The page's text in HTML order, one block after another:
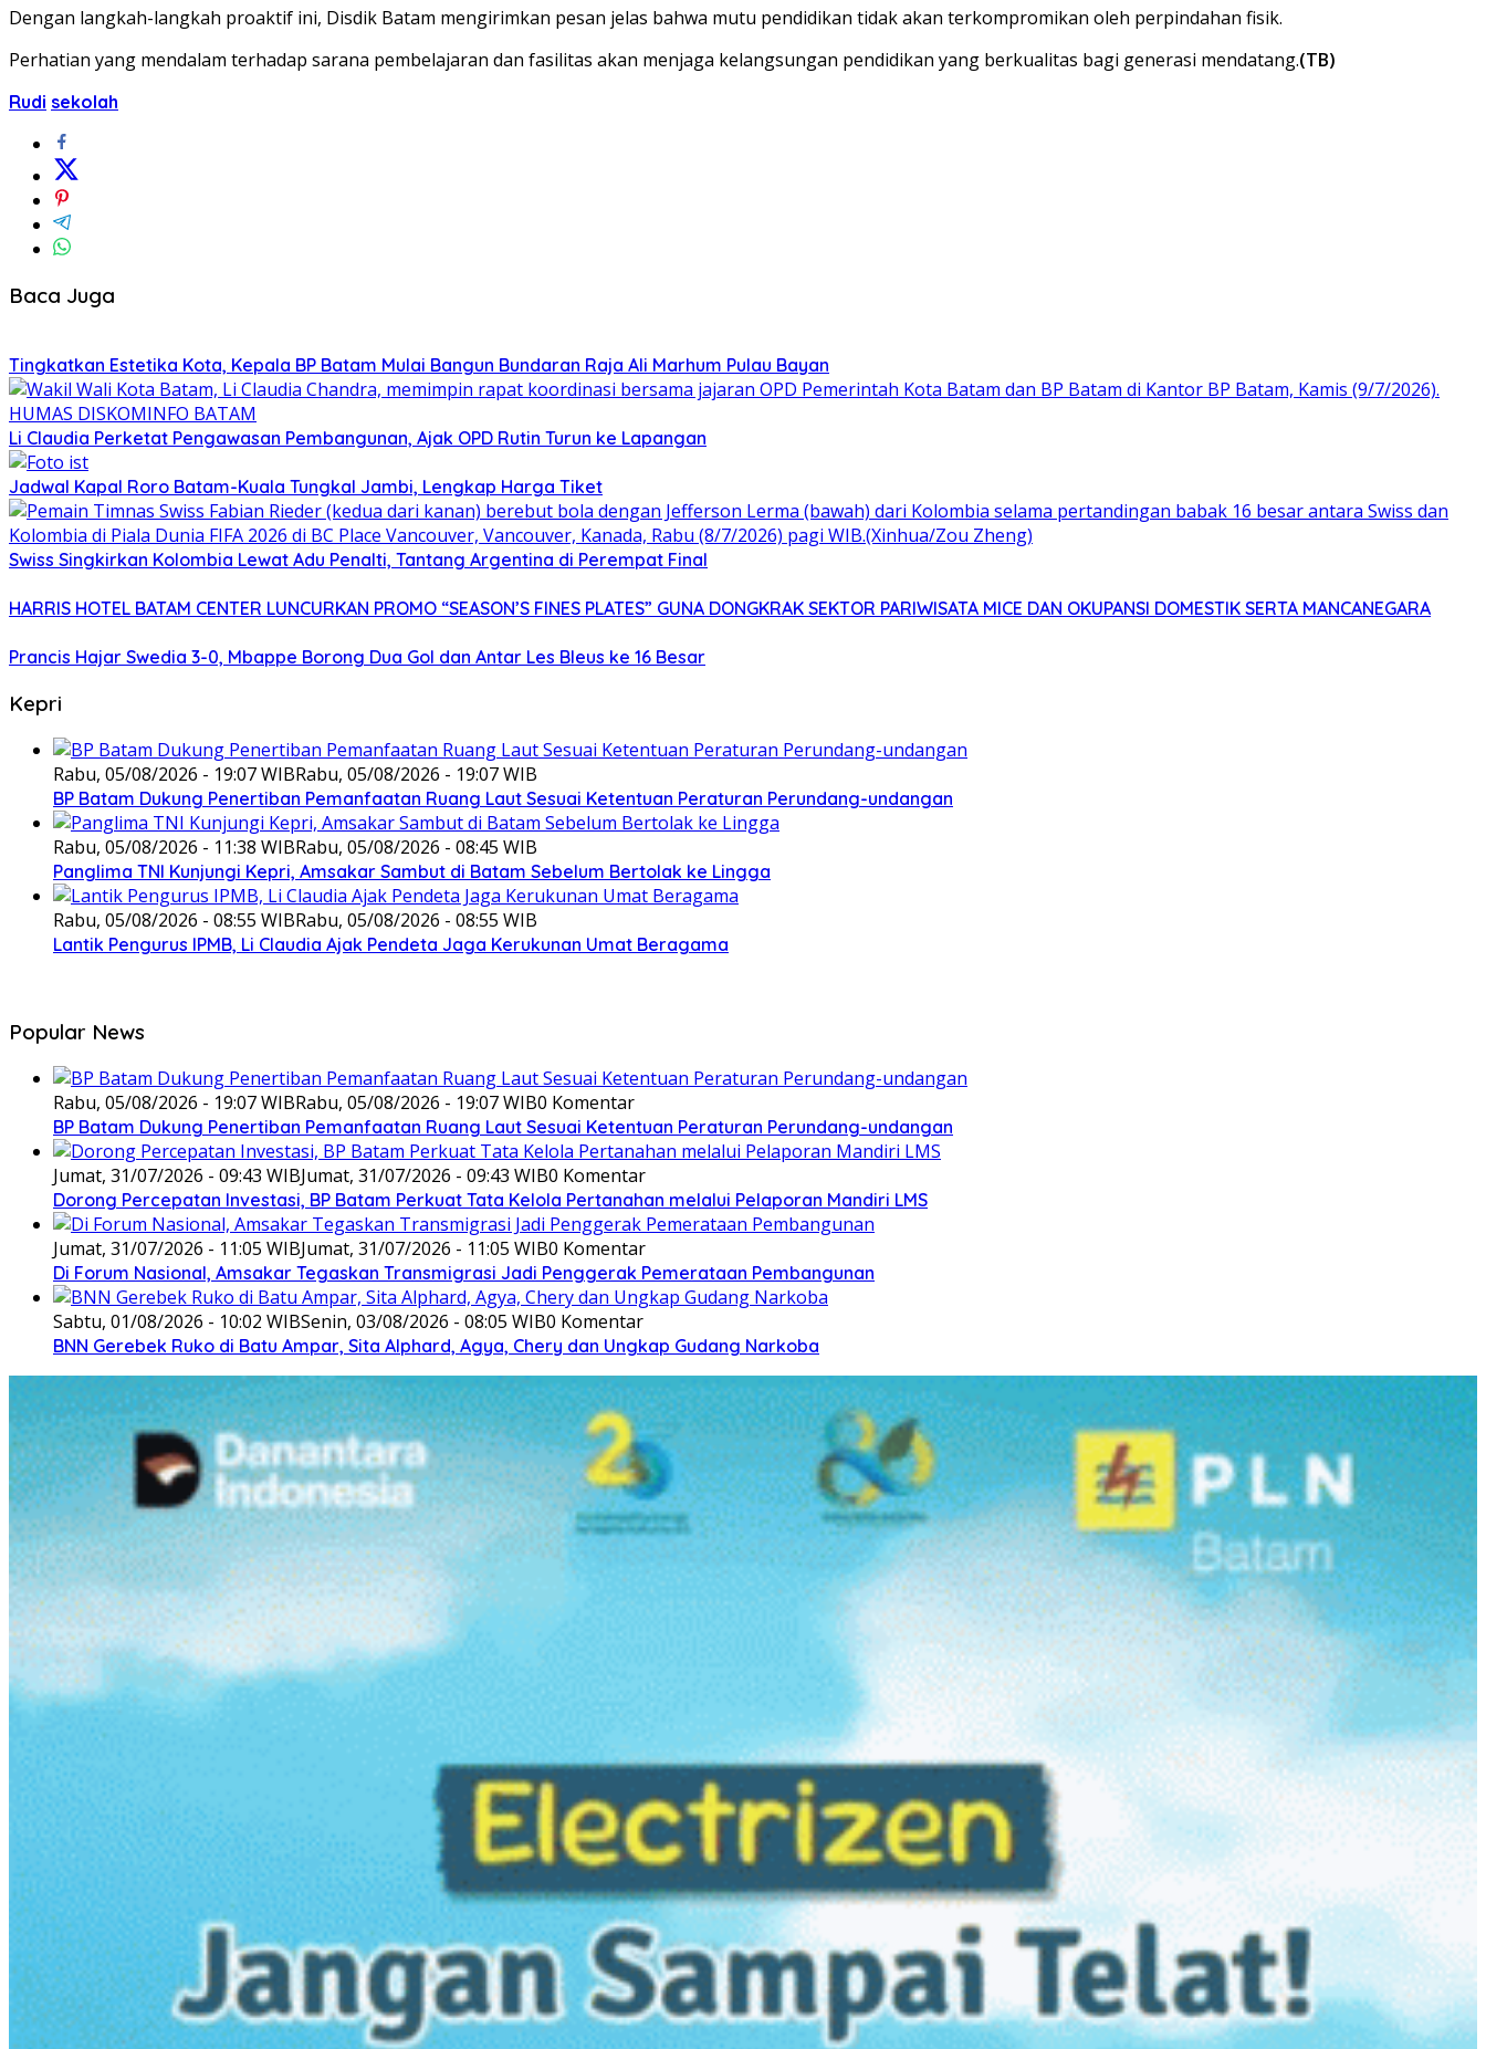
Dengan langkah-langkah proaktif ini, Disdik Batam mengirimkan pesan jelas bahwa mutu pendidikan tidak akan terkompromikan oleh perpindahan fisik.
Perhatian yang mendalam terhadap sarana pembelajaran dan fasilitas akan menjaga kelangsungan pendidikan yang berkualitas bagi generasi mendatang.(TB)
Rudi sekolah
Baca Juga
Tingkatkan Estetika Kota, Kepala BP Batam Mulai Bangun Bundaran Raja Ali Marhum Pulau Bayan
Li Claudia Perketat Pengawasan Pembangunan, Ajak OPD Rutin Turun ke Lapangan
Jadwal Kapal Roro Batam-Kuala Tungkal Jambi, Lengkap Harga Tiket
Swiss Singkirkan Kolombia Lewat Adu Penalti, Tantang Argentina di Perempat Final
HARRIS HOTEL BATAM CENTER LUNCURKAN PROMO “SEASON’S FINES PLATES” GUNA DONGKRAK SEKTOR PARIWISATA MICE DAN OKUPANSI DOMESTIK SERTA MANCANEGARA
Prancis Hajar Swedia 3-0, Mbappe Borong Dua Gol dan Antar Les Bleus ke 16 Besar
Kepri
Rabu, 05/08/2026 - 19:07 WIBRabu, 05/08/2026 - 19:07 WIB
BP Batam Dukung Penertiban Pemanfaatan Ruang Laut Sesuai Ketentuan Peraturan Perundang-undangan
Rabu, 05/08/2026 - 11:38 WIBRabu, 05/08/2026 - 08:45 WIB
Panglima TNI Kunjungi Kepri, Amsakar Sambut di Batam Sebelum Bertolak ke Lingga
Rabu, 05/08/2026 - 08:55 WIBRabu, 05/08/2026 - 08:55 WIB
Lantik Pengurus IPMB, Li Claudia Ajak Pendeta Jaga Kerukunan Umat Beragama
Popular News
Rabu, 05/08/2026 - 19:07 WIBRabu, 05/08/2026 - 19:07 WIB0 Komentar
BP Batam Dukung Penertiban Pemanfaatan Ruang Laut Sesuai Ketentuan Peraturan Perundang-undangan
Jumat, 31/07/2026 - 09:43 WIBJumat, 31/07/2026 - 09:43 WIB0 Komentar
Dorong Percepatan Investasi, BP Batam Perkuat Tata Kelola Pertanahan melalui Pelaporan Mandiri LMS
Jumat, 31/07/2026 - 11:05 WIBJumat, 31/07/2026 - 11:05 WIB0 Komentar
Di Forum Nasional, Amsakar Tegaskan Transmigrasi Jadi Penggerak Pemerataan Pembangunan
Sabtu, 01/08/2026 - 10:02 WIBSenin, 03/08/2026 - 08:05 WIB0 Komentar
BNN Gerebek Ruko di Batu Ampar, Sita Alphard, Agya, Chery dan Ungkap Gudang Narkoba